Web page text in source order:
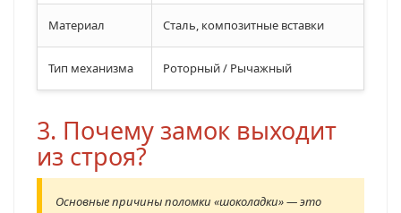
Материал Сталь, композитные вставки
Тип механизма Роторный / Рычажный
3. Почему замок выходит
из строя?
Основные причины поломки «шоколадки» — это